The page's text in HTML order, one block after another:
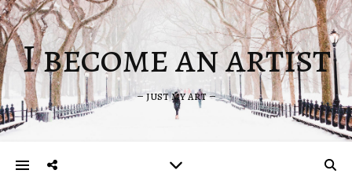
I become an artist
– just my art –